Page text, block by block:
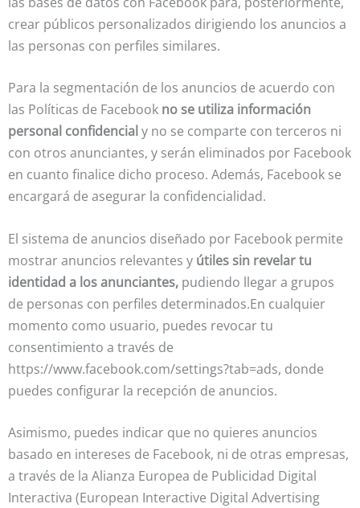
crear públicos personalizados dirigiendo los anuncios a
las personas con perfiles similares.
Para la segmentación de los anuncios de acuerdo con
las Políticas de Facebook no se utiliza información
personal confidencial y no se comparte con terceros ni
con otros anunciantes, y serán eliminados por Facebook
en cuanto finalice dicho proceso. Además, Facebook se
encargará de asegurar la confidencialidad.
El sistema de anuncios diseñado por Facebook permite
mostrar anuncios relevantes y útiles sin revelar tu
identidad a los anunciantes, pudiendo llegar a grupos
de personas con perfiles determinados.En cualquier
momento como usuario, puedes revocar tu
consentimiento a través de
https://www.facebook.com/settings?tab=ads, donde
puedes configurar la recepción de anuncios.
Asimismo, puedes indicar que no quieres anuncios
basado en intereses de Facebook, ni de otras empresas,
a través de la Alianza Europea de Publicidad Digital
Interactiva (European Interactive Digital Advertising